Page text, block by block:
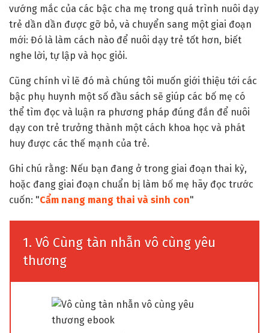
vướng mắc của các bậc cha mẹ trong quá trình nuôi dạy
trẻ dần dần được gỡ bỏ, và chuyển sang một giai đoạn
mới: Đó là làm cách nào để nuôi dạy trẻ tốt hơn, biết
nghe lời, tự lập và học giỏi.
Cũng chính vì lẽ đó mà chúng tôi muốn giới thiệu tới các
bậc phụ huynh một số đầu sách sẽ giúp các bố mẹ có
thể tìm đọc và luận ra phương pháp đúng đắn để nuôi
dạy con trẻ trưởng thành một cách khoa học và phát
huy được các thế mạnh của trẻ.
Ghi chú rằng: Nếu bạn đang ở trong giai đoạn thai kỳ,
hoặc đang giai đoạn chuẩn bị làm bố mẹ hãy đọc trước
cuốn: "Cẩm nang mang thai và sinh con"
1. Vô Cùng tàn nhẫn vô cùng yêu
thương